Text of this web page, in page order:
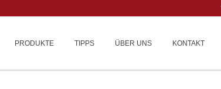
PRODUKTE TIPPS ÜBER UNS KONTAKT